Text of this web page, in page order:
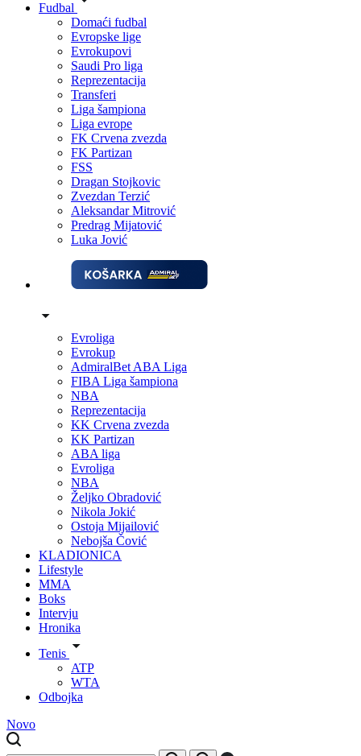
Fudbal
Domaći fudbal
Evropske lige
Evrokupovi
Saudi Pro liga
Reprezentacija
Transferi
Liga šampiona
Liga evrope
FK Crvena zvezda
FK Partizan
FSS
Dragan Stojkovic
Zvezdan Terzić
Aleksandar Mitrović
Predrag Mijatović
Luka Jović
Evroliga
Evrokup
AdmiralBet ABA Liga
FIBA Liga šampiona
NBA
Reprezentacija
KK Crvena zvezda
KK Partizan
ABA liga
Evroliga
NBA
Željko Obradović
Nikola Jokić
Ostoja Mijailović
Nebojša Čović
KLADIONICA
Lifestyle
MMA
Boks
Intervju
Hronika
Tenis
ATP
WTA
Odbojka
Novo